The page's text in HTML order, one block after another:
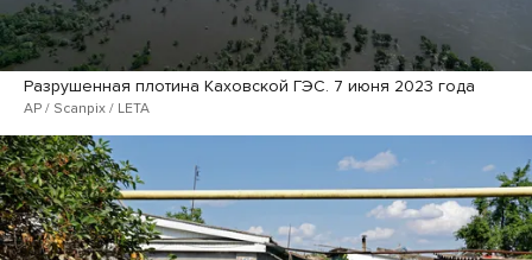
Разрушенная плотина Каховской ГЭС. 7 июня 2023 года
AP / Scanpix / LETA